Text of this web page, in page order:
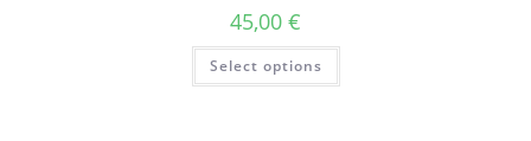
45,00 €
Select options